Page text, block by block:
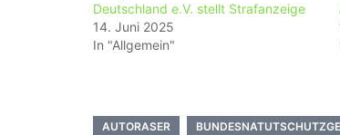
Deutschland e.V. stellt Strafanzeige
14. Juni 2025
In "Allgemein"
AUTORASER